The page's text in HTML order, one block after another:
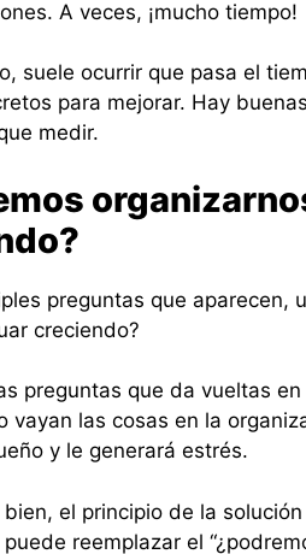
A veces, ¡mucho tiempo!
suele ocurrir que pasa el
para mejorar. Hay
medir.
preguntas que aparecen,
creciendo?
preguntas que da vueltas
vayan las cosas en la
y le generará estrés.
bien, el principio de la
reemplazar el